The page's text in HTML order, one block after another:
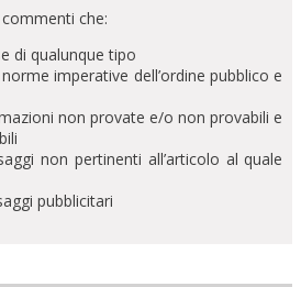
che:
di qualunque tipo
imperative dell’ordine pubblico e
non provate e/o non provabili e
non pertinenti all’articolo al quale
pubblicitari